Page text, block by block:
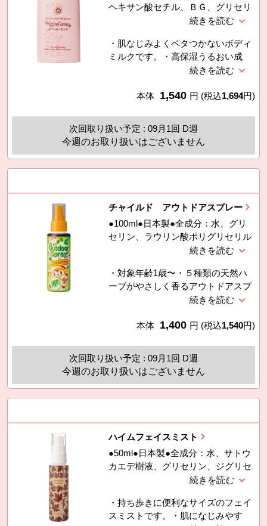
ヘキサン酸セチル、ＢＧ、グリセリ
ン、シクロペンタシロキサン、グリ
チルアルコール、加水分解水添デン
プン、アルギニン、（アクリレーツ
／アクリル酸アルキル（Ｃ１０−３
ー、キサンタンガム、乳酸桿菌／ブ
グルコシルヘスペリジン、オレンジ
花油、ノバラ油、コメ胚芽油、ヘマ
・肌なじみよくベタつかないボディ
ミルクです。・高保湿うるおい成
分、オレンジ花油、ビルベリー葉エ
ターを配合。・アルコール不使
（天然精油の香り）
本体 1,540 円 (税込1,694円)
次回取り扱い予定 : 09月1回 D週
今週のお取り扱いはございません
チャイルド アウトドアスプレー
●100ml●日本製●全成分：水、グリ
セリン、ラウリン酸ポリグリセリル
−１０、ラベンダー油、ニオイテン
ユーカリシトリオドラ油、コウスイ
ガヤ油、ローズマリー葉エキス、Ｂ
Ｇ、クエン酸、クエン酸Ｎａ、トコ
・対象年齢1歳〜・５種類の天然ハ
ーブがやさしく香るアウトドアスプ
レーです。・オーガニックローズマ
め）・無添加処方。（パラベン、紫
成界面活性剤、鉱物油、合成香料、
合成着色料）・敏感肌パッチテスト
済み。・アレルギーテスト済み。※
すべての方に皮膚刺激が起きないと
本体 1,400 円 (税込1,540円)
次回取り扱い予定 : 09月1回 D週
今週のお取り扱いはございません
ハイムフェイスミスト
●50ml●日本製●全成分：水、サトウ
カエデ樹液、グリセリン、ジグリセ
リン、ベタイン、グリコシルトレハ
セチルヒアルロン酸Ｎａ、加水分解
ヒアルロン酸、ヒアルロン酸Ｎａ、
・持ち歩きに便利なサイズのフェイ
スミストです。・肌になじみやす